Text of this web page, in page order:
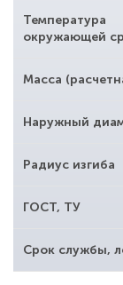
Температура
окружающей
Масса
Наружный
Радиус изгиба
ГОСТ, ТУ
Срок службы,